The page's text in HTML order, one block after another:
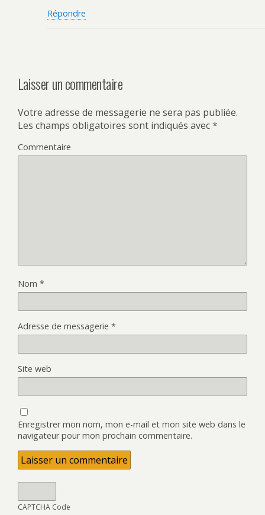
Répondre
Laisser un commentaire
Votre adresse de messagerie ne sera pas publiée.
Les champs obligatoires sont indiqués avec*
Commentaire
Nom *
Adresse de messagerie *
Site web
Enregistrer mon nom, mon e-mail et mon site web dans le
navigateur pour mon prochain commentaire.
CAPTCHA Code